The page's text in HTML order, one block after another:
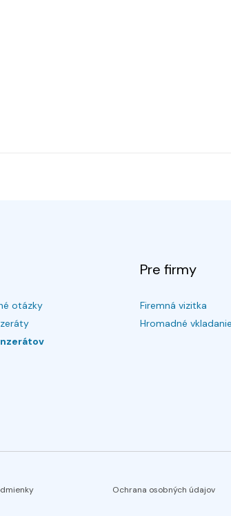
otázky
Pre firmy
Firemná vizitka
Hromadné
Ochrana osobných údajov